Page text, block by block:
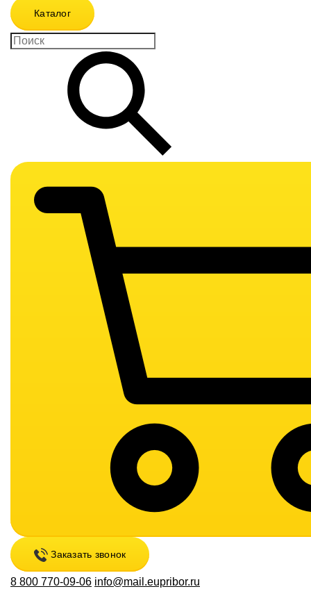
Каталог
Заказать звонок
8 800 770-09-06 info@mail.eupribor.ru